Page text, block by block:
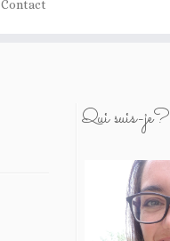
Contact
Qui suis-je?